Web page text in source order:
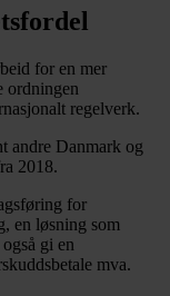
for en mer
ordningen
regelverk.
andre Danmark og
2018.
for
en løsning som
gi en
mva.